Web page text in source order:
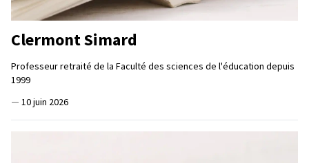
Clermont Simard
Professeur retraité de la Faculté des sciences de l'éducation depuis
1999
— 10 juin 2026